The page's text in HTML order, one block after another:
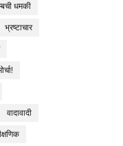
धमकी
भ्रष्टाचार
वादावादी